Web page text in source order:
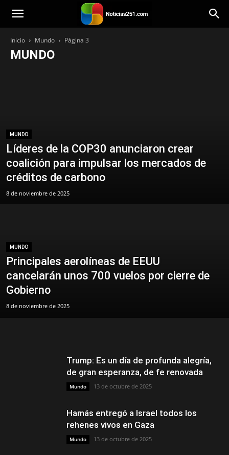
Noticias251
Inicio Mundo Página 3
MUNDO
MUNDO
Líderes de la COP30 anunciaron crear
coalición para impulsar los mercados de
créditos de carbono
8 de noviembre de 2025
MUNDO
Principales aerolíneas de EEUU
cancelarán unos 700 vuelos por cierre de
Gobierno
8 de noviembre de 2025
Trump: Es un día de profunda alegría,
de gran esperanza, de fe renovada
Mundo 13 de octubre de 2025
Hamás entregó a Israel todos los
rehenes vivos en Gaza
Mundo 13 de octubre de 2025